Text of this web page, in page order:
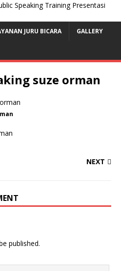
JURU BICARA GALLERY
suze orman
NEXT
published.